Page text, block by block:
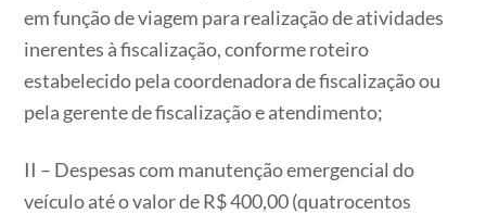
em função de viagem para realização de atividades
inerentes à fiscalização, conforme roteiro
estabelecido pela coordenadora de fiscalização ou
pela gerente de fiscalização e atendimento;
II – Despesas com manutenção emergencial do
veículo até o valor de R$ 400,00 (quatrocentos